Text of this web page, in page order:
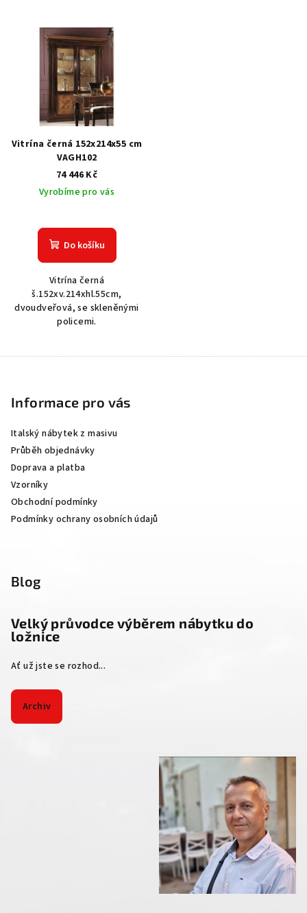
Vitrína černá 152x214x55 cm
VAGH102
74 446 Kč
Vyrobíme pro vás
Do košíku
Vitrína černá
š.152xv.214xhl.55cm,
dvoudveřová, se skleněnými
policemi.
Informace pro vás
Italský nábytek z masivu
Průběh objednávky
Doprava a platba
Vzorníky
Obchodní podmínky
Podmínky ochrany osobních údajů
Blog
Velký průvodce výběrem nábytku do
ložnice
Ať už jste se rozhod...
Archiv